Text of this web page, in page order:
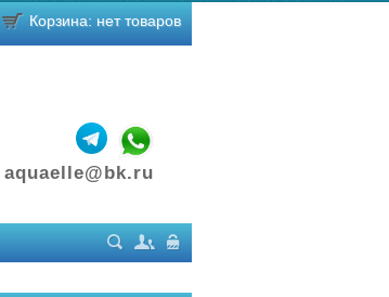
aquaelle@bk.ru
Корзина: нет товаров
Поиск Регистрация